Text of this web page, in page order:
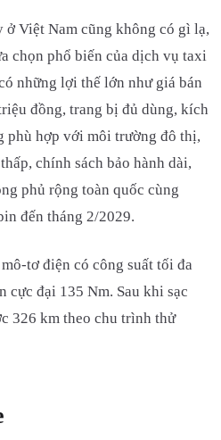
ở Việt Nam cũng không có gì lạ,
chọn phổ biến của dịch vụ taxi
những lợi thế lớn như giá bán
đồng, trang bị đủ dùng, kích
phù hợp với môi trường đô thị,
chính sách bảo hành dài,
phủ rộng toàn quốc cùng
đến tháng 2/2029.
tơ điện có công suất tối đa
cực đại 135 Nm. Sau khi sạc
326 km theo chu trình thử